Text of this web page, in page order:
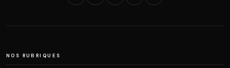
NOS RUBRIQUES